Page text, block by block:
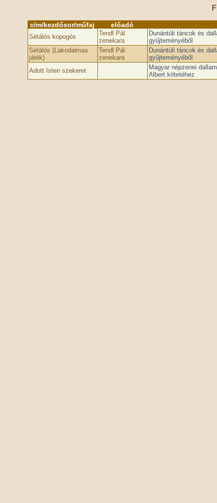
cím/kezdősor/műfaj előadó
Sétálós kopogós
Tendl Pál
zenekara
Dunántúli táncok és
gyűjteményéből
Sétálós (Lakodalmas
játék)
Tendl Pál
zenekara
Dunántúli táncok és
gyűjteményéből
Adott Isten szekeret
Magyar népzenei
Albert kötetéhez